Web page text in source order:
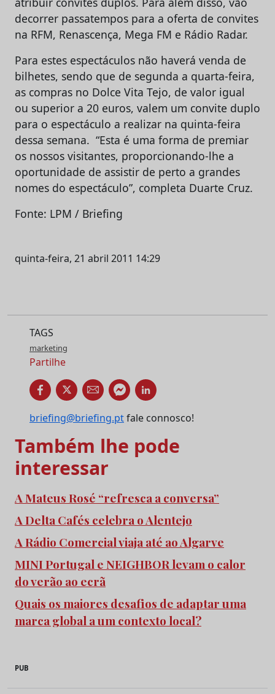
decorrer passatempos para a oferta de convites
na RFM, Renascença, Mega FM e Rádio Radar.
Para estes espectáculos não haverá venda de
bilhetes, sendo que de segunda a quarta-feira,
as compras no Dolce Vita Tejo, de valor igual
ou superior a 20 euros, valem um convite duplo
para o espectáculo a realizar na quinta-feira
dessa semana. “Esta é uma forma de premiar
os nossos visitantes, proporcionando-lhe a
oportunidade de assistir de perto a grandes
nomes do espectáculo”, completa Duarte Cruz.
Fonte: LPM / Briefing
quinta-feira, 21 abril 2011 14:29
TAGS
marketing
Partilhe
briefing@briefing.ptfale connosco!
Também lhe pode
interessar
A Mateus Rosé “refresca a conversa”
A Delta Cafés celebra o Alentejo
A Rádio Comercial viaja até ao Algarve
MINI Portugal e NEIGHBOR levam o calor
do verão ao ecrã
Quais os maiores desafios de adaptar uma
marca global a um contexto local?
PUB